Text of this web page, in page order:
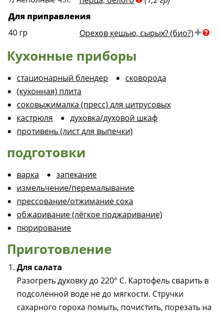
Для приправления
40 гр Орехов кешью, сырых? (био?)
Кухонные приборы
стационарный блендер
сковорода
(кухонная) плита
соковыжималка (пресс) для цитрусовых
кастрюля
духовка/духовой шкаф
противень (лист для выпечки)
подготовки
варка
запекание
измельчение/перемалывание
прессование/отжимание сока
обжаривание (лёгкое поджаривание)
пюрирование
Приготовление
Для салата
Разогреть духовку до 220° C. Картофель сварить в
подсоленной воде не до мягкости. Стручки
сахарного гороха помыть, почистить, порезать на